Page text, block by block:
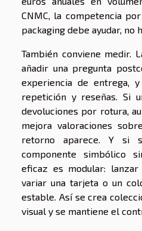
CNMC, la competencia
packaging debe ayudar, no
También conviene medir.
añadir una pregunta
experiencia de entrega,
repetición y reseñas. Si
devoluciones por rotura,
mejora valoraciones
retorno aparece. Y si
componente simbólico
eficaz es modular: lanzar
variar una tarjeta o un
estable. Así se crea
visual y se mantiene el